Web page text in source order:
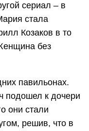
сериал – в
стала
Козаков в то
без
павильонах.
к дочери
они стали
решив, что в